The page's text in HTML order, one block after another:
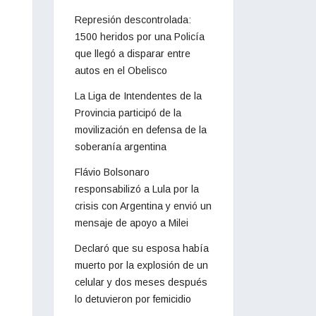
Represión descontrolada:
1500 heridos por una Policía
que llegó a disparar entre
autos en el Obelisco
La Liga de Intendentes de la
Provincia participó de la
movilización en defensa de la
soberanía argentina
Flávio Bolsonaro
responsabilizó a Lula por la
crisis con Argentina y envió un
mensaje de apoyo a Milei
Declaró que su esposa había
muerto por la explosión de un
celular y dos meses después
lo detuvieron por femicidio